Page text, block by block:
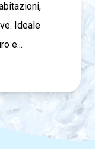
Ideale
e...